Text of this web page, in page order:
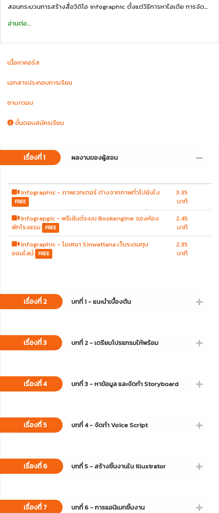
สอนกระบวนการสร้างสื่อวิดิโอ infographic ตั้งแต่วิธีการหาไอเดีย การจัดทำ
สื่อวิดิโอ โดยคอร์สนี้จะใช้โปรแกรมหลัก 3 ตัวของ Adobe คือ illustrator,
เสียงพากย์
อีกทั้งยังสอน Workflow ในการทำงานอย่างเป็นระบบ และง่ายต่อการกลับมา
บ้าง แต่มีความสนใจจะพัฒนาเรียนรู้เฉพาะในด้าน motion graphic
อ่านต่อ...
เนื้อหาคอร์ส
เอกสารประกอบการเรียน
ถาม/ตอบ
ขั้นตอนสมัครเรียน
เรื่องที่ 1 ผลงานของผู้สอน
Infographic - ภาพเวกเตอร์ ต่างจากภาพทั่วไปยังไง
FREE
3.35
นาที
Infograpgic - พรีเซ้นต์ระบบ Bookengine จองห้อง
พักโรงแรม FREE
2.45
นาที
Infographic - โฆษณา Sinwattana เว็บระดมทุน
ออนไลน์ FREE
2.35
นาที
เรื่องที่ 2 บทที่ 1 - แนะนำเบื้องต้น
เรื่องที่ 3 บทที่ 2 - เตรียมโปรแกรมให้พร้อม
เรื่องที่ 4 บทที่ 3 - หาข้อมูล และจัดทำ Storyboard
เรื่องที่ 5 บทที่ 4 - จัดทำ Voice Script
เรื่องที่ 6 บทที่ 5 - สร้างชิ้นงานใน illustrator
เรื่องที่ 7 บทที่ 6 - การแอนิเมทชิ้นงาน